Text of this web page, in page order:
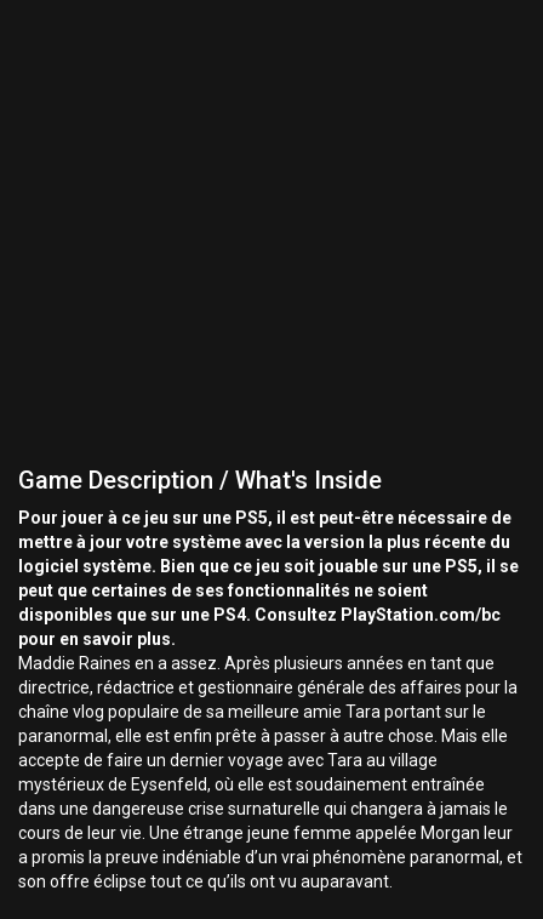
Game Description / What's Inside
Pour jouer à ce jeu sur une PS5, il est peut-être nécessaire de
mettre à jour votre système avec la version la plus récente du
logiciel système. Bien que ce jeu soit jouable sur une PS5, il se
peut que certaines de ses fonctionnalités ne soient
disponibles que sur une PS4. Consultez PlayStation.com/bc
pour en savoir plus.
Maddie Raines en a assez. Après plusieurs années en tant que
directrice, rédactrice et gestionnaire générale des affaires pour la
chaîne vlog populaire de sa meilleure amie Tara portant sur le
paranormal, elle est enfin prête à passer à autre chose. Mais elle
accepte de faire un dernier voyage avec Tara au village
mystérieux de Eysenfeld, où elle est soudainement entraînée
dans une dangereuse crise surnaturelle qui changera à jamais le
cours de leur vie. Une étrange jeune femme appelée Morgan leur
a promis la preuve indéniable d’un vrai phénomène paranormal, et
son offre éclipse tout ce qu’ils ont vu auparavant.